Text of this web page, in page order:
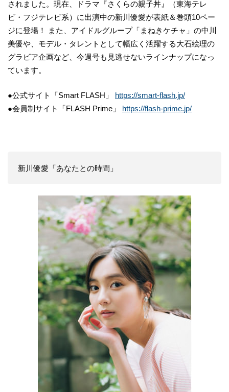
されました。現在、ドラマ『さくらの親子丼』（東海テレ
ビ・フジテレビ系）に出演中の新川優愛が表紙＆巻頭10ペー
ジに登場！ また、アイドルグループ「まねきケチャ」の中川
美優や、モデル・タレントとして幅広く活躍する大石絵理の
グラビア企画など、今週号も見逃せないラインナップになっ
ています。
●公式サイト「Smart FLASH」 https://smart-flash.jp/
●会員制サイト「FLASH Prime」 https://flash-prime.jp/
新川優愛「あなたとの時間」